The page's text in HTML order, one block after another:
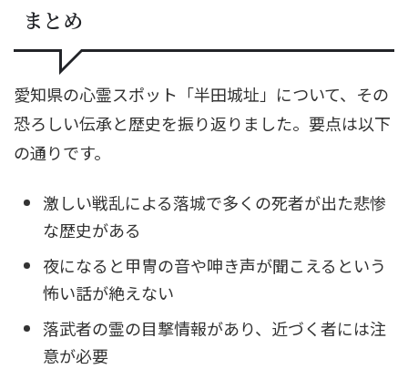
まとめ
愛知県の心霊スポット「半田城址」について、その
恐ろしい伝承と歴史を振り返りました。要点は以下
の通りです。
激しい戦乱による落城で多くの死者が出た悲惨
な歴史がある
夜になると甲冑の音や呻き声が聞こえるという
怖い話が絶えない
落武者の霊の目撃情報があり、近づく者には注
意が必要